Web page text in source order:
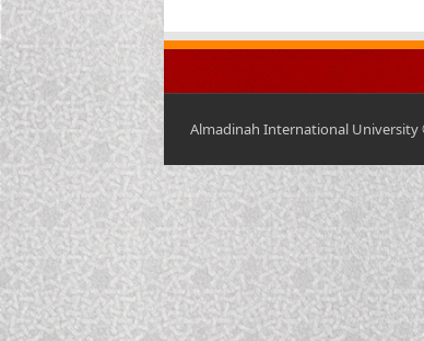
Almadinah International University